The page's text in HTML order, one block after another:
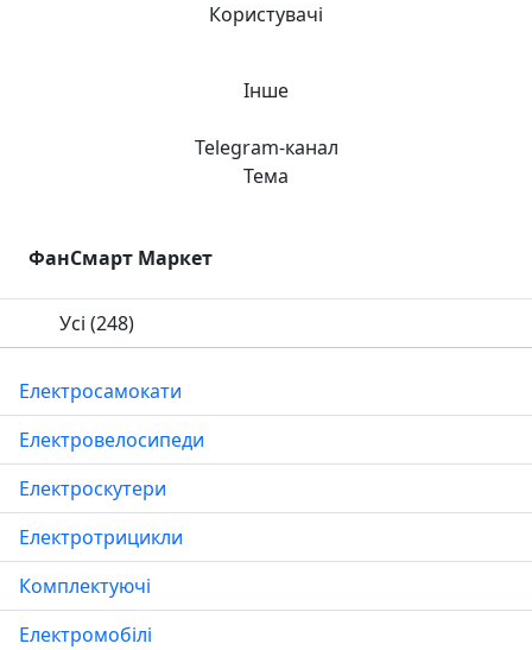
Користувачі
Інше
Telegram-канал
Тема
ФанСмарт Маркет
Усі (248)
Електросамокати
Електровелосипеди
Електроскутери
Електротрицикли
Комплектуючі
Електромобілі